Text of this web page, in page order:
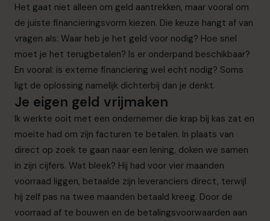
Het gaat niet alleen om geld aantrekken, maar vooral om
de juiste financieringsvorm kiezen. Die keuze hangt af van
vragen als: Waar heb je het geld voor nodig? Hoe snel
moet je het terugbetalen? Is er onderpand beschikbaar?
En vooral: is externe financiering wel echt nodig? Soms
ligt de oplossing namelijk dichterbij dan je denkt.
Je eigen geld vrijmaken
Ik werkte ooit met een ondernemer die krap bij kas zat en
moeite had om zijn facturen te betalen. In plaats van
direct op zoek te gaan naar een lening, doken we samen
in zijn cijfers. Wat bleek? Hij had voor vier maanden
voorraad liggen, betaalde zijn leveranciers direct, terwijl
hij zelf pas na twee maanden betaald kreeg. Door de
voorraad af te bouwen en de betalingsvoorwaarden aan